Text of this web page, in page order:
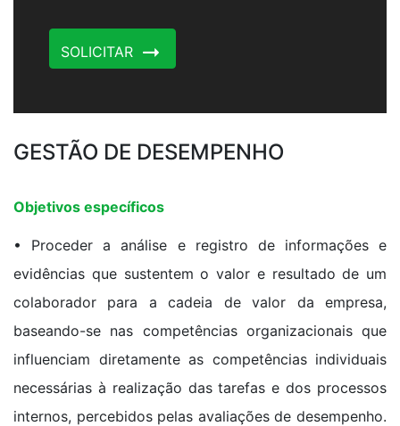
SOLICITAR
GESTÃO DE DESEMPENHO
Objetivos específicos
• Proceder a análise e registro de informações e
evidências que sustentem o valor e resultado de um
colaborador para a cadeia de valor da empresa,
baseando-se nas competências organizacionais que
influenciam diretamente as competências individuais
necessárias à realização das tarefas e dos processos
internos, percebidos pelas avaliações de desempenho.